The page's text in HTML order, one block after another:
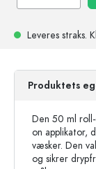
Leveres straks.
Produktets
Den 50 ml
on applikator,
væsker. Den
og sikrer